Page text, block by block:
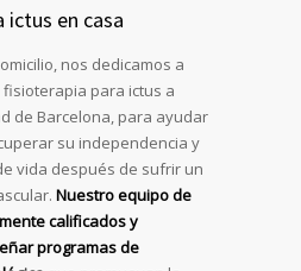
ictus en casa
nos dedicamos a
para ictus a
de Barcelona, para ayudar
su independencia y
vida después de sufrir un
Nuestro equipo de
calificados y
programas de